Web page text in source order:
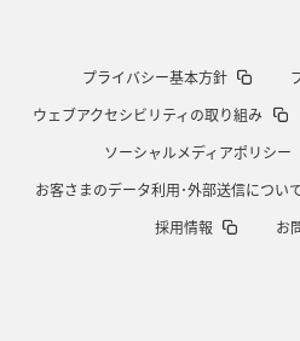
プライバシー基本方針
ウェブアクセシビリティの取り組み
ソーシャルメディアポリシー
お客さまのデータ利用･外部送信につい
採用情報
お